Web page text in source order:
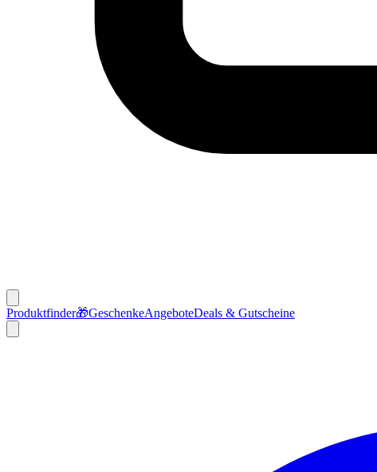
Produktfinder🎁GeschenkeAngeboteDeals & Gutscheine